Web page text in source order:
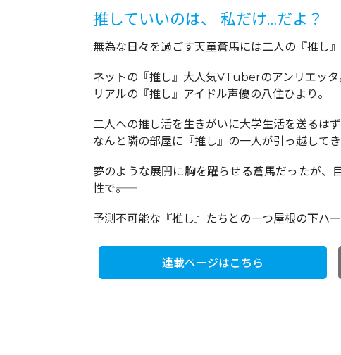
推していいのは、 私だけ…だよ？
無為な日々を過ごす天童蒼馬には二人の『推し』
ネットの『推し』大人気VTuberのアンリエッタ
リアルの『推し』アイドル声優の八住ひより。
二人への推し活を生きがいに大学生活を送るは
なんと隣の部屋に『推し』の一人が引っ越して
夢のような展開に胸を躍らせる蒼馬だったが、
性で――。
予測不可能な『推し』たちとの一つ屋根の下ハ
連載ページはこちら